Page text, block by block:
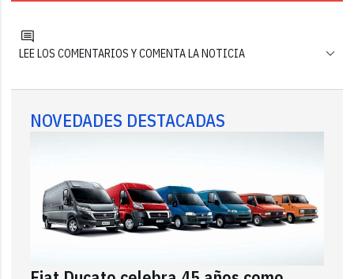
LEE LOS COMENTARIOS Y COMENTA LA NOTICIA
NOVEDADES DESTACADAS